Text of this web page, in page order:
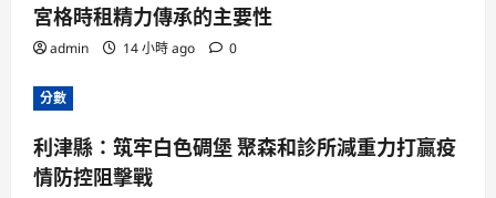
宮格時租精力傳承的主要性
admin 14 小時 ago 0
分數
利津縣：筑牢白色碉堡 聚森和診所減重力打贏疫
情防控阻擊戰